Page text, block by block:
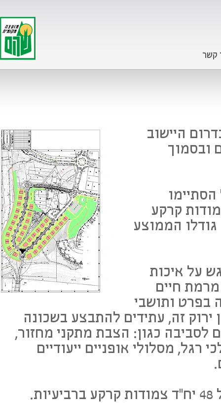
קשר
היישוב
ובסמוך
64 יח"ד צמודות קרקע
הממוצע
על איכות
חיים
בפרט ותושבי
זה, עתידים להתבצע בשכונה
לסביבה כגון: הצבת מתקני מחזור,
רגל, מסלולי אופניים ייעודיים
שלב ב' של הפרויקט כולל 48 יח"ד צמודות קרקע ברביעיות.